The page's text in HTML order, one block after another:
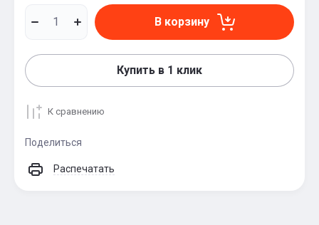
В корзину
Купить в 1 клик
К сравнению
Поделиться
Распечатать